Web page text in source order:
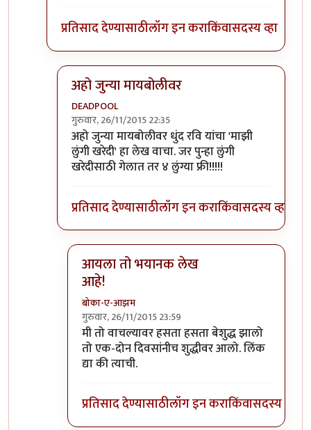
प्रतिसाद देण्यासाठीलॉग इन कराकिंवासदस्य व्हा
अहो जुन्या मायबोलीवर
DEADPOOL
गुरुवार, 26/11/2015 22:35
In reply toपुणे काय ऑस्ट्रेलिया आहे काby
अहो जुन्या मायबोलीवर धुंद रवि यांचा 'माझी
लुंगी खरेदी' हा लेख वाचा. जर पुन्हा लुंगी
खरेदीसाठी गेलात तर ४ लुंग्या फ्री!!!!!
प्रतिसाद देण्यासाठीलॉग इन कराकिंवासदस्य व्हा
आयला तो भयानक लेख
आहे!
बोका-ए-आझम
गुरुवार, 26/11/2015 23:59
In reply toअहो जुन्या मायबोलीवरbyDEADPOOL
मी तो वाचल्यावर हसता हसता बेशुद्ध झालो
तो एक-दोन दिवसांनीच शुद्धीवर आलो. लिंक
द्या की त्याची.
प्रतिसाद देण्यासाठीलॉग इन कराकिंवासदस्य व्हा